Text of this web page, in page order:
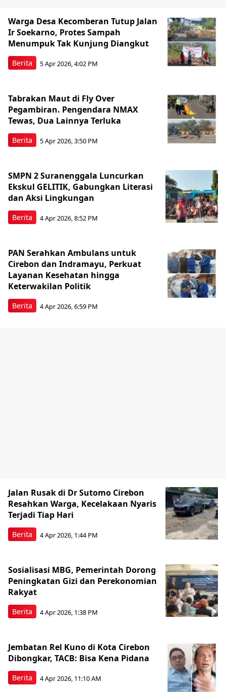
Berita
Warga Desa Kecomberan Tutup Jalan
Ir Soekarno, Protes Sampah
Menumpuk Tak Kunjung Diangkut
5 Apr 2026, 4:02 PM
Berita
Tabrakan Maut di Fly Over
Pegambiran. Pengendara NMAX
Tewas, Dua Lainnya Terluka
5 Apr 2026, 3:50 PM
Berita
SMPN 2 Suranenggala Luncurkan
Ekskul GELITIK, Gabungkan Literasi
dan Aksi Lingkungan
4 Apr 2026, 8:52 PM
Berita
PAN Serahkan Ambulans untuk
Cirebon dan Indramayu, Perkuat
Layanan Kesehatan hingga
Keterwakilan Politik
4 Apr 2026, 6:59 PM
Berita
Jalan Rusak di Dr Sutomo Cirebon
Resahkan Warga, Kecelakaan Nyaris
Terjadi Tiap Hari
4 Apr 2026, 1:44 PM
Berita
Sosialisasi MBG, Pemerintah Dorong
Peningkatan Gizi dan Perekonomian
Rakyat
4 Apr 2026, 1:38 PM
Berita
Jembatan Rel Kuno di Kota Cirebon
Dibongkar, TACB: Bisa Kena Pidana
4 Apr 2026, 11:10 AM